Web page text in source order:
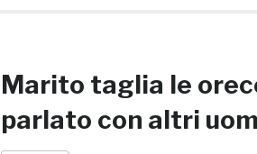
Marito taglia le
parlato con altri